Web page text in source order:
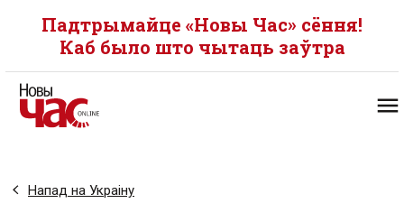
Падтрымайце «Новы Час» сёння!
Каб было што чытаць заўтра
Напад на Украіну